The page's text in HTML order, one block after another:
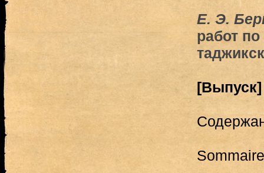
Е. Э.
работ
[Выпуск]
Sommaire